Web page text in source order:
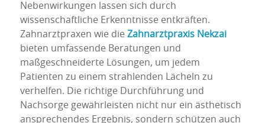
Nebenwirkungen lassen sich durch
wissenschaftliche Erkenntnisse entkräften.
Zahnarztpraxen wie die Zahnarztpraxis Nekzai
bieten umfassende Beratungen und
maßgeschneiderte Lösungen, um jedem
Patienten zu einem strahlenden Lächeln zu
verhelfen. Die richtige Durchführung und
Nachsorge gewährleisten nicht nur ein ästhetisch
ansprechendes Ergebnis, sondern schützen auch